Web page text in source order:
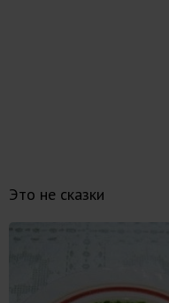
Это не сказки